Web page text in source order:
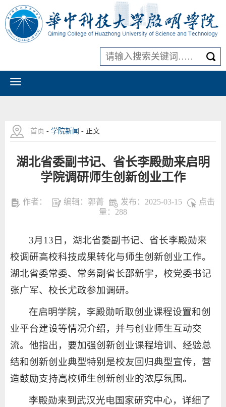
首页 - 学院新闻 - 正文
湖北省委副书记、省长李殿勋来启明
学院调研师生创新创业工作
作者： 编辑：郭菁 发布：2025-03-15
点击
量： 288
3月13日，湖北省委副书记、省长李殿勋来
校调研高校科技成果转化与师生创新创业工作。
湖北省委常委、常务副省长邵新宇，校党委书记
张广军、校长尤政参加调研。
在启明学院，李殿勋听取创业课程设置和创
业平台建设等情况介绍，并与创业师生互动交
流。他指出，要加强创新创业课程培训、经验总
结和创新创业典型特别是校友回归典型宣传，营
造鼓励支持高校师生创新创业的浓厚氛围。
李殿勋来到武汉光电国家研究中心，详细了